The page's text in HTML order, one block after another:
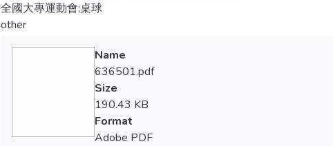
全國大專運動會;桌球
other
Name
636501.pdf
Size
190.43 KB
Format
Adobe PDF